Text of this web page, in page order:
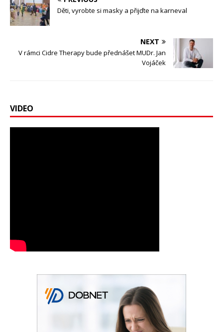
Děti, vyrobte si masky a přijďte na karneval
NEXT
V rámci Cidre Therapy bude přednášet MUDr. Jan
Vojáček
VIDEO